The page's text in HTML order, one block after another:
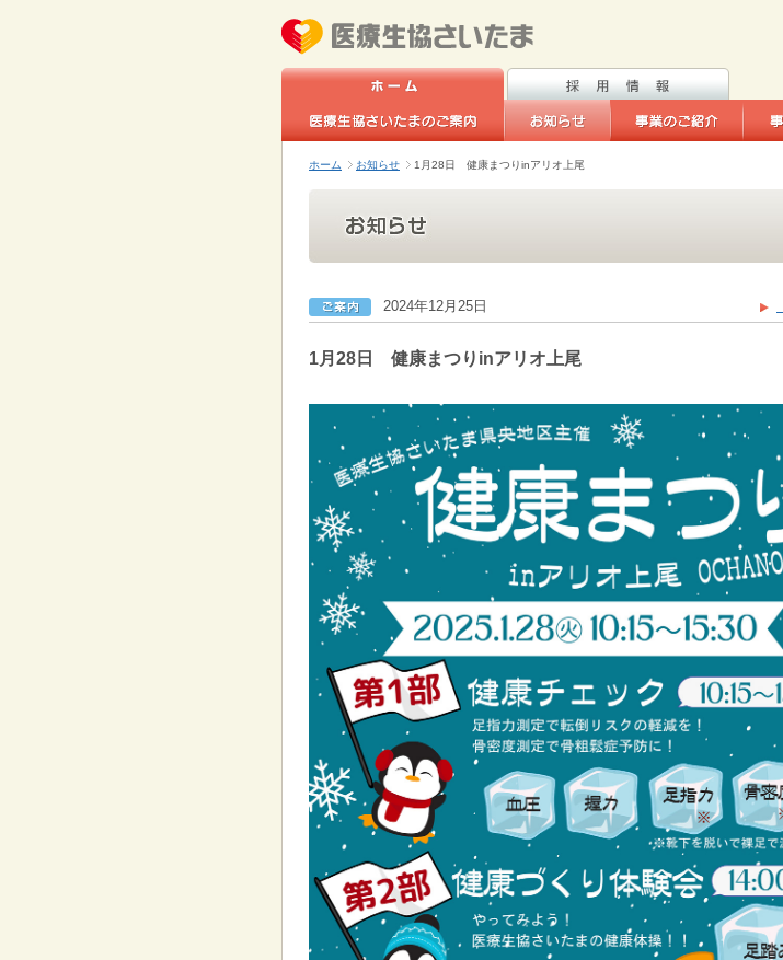
ホーム お知らせ 1月28日 健康まつりinアリオ上尾
2024年12月25日
1月28日 健康まつりinアリオ上尾